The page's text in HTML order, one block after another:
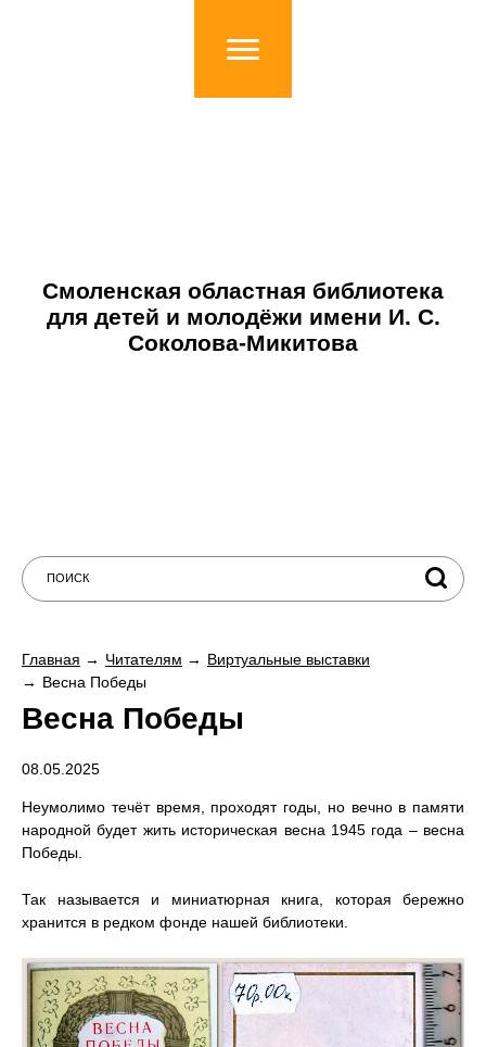
Смоленская областная библиотека
для детей и молодёжи имени И. С.
Соколова-Микитова
Главная Читателям
Виртуальные выставки
Весна Победы
Весна Победы
08.05.2025
Неумолимо течёт время, проходят годы, но вечно в памяти
народной будет жить историческая весна 1945 года – весна
Победы.
Так называется и миниатюрная книга, которая бережно
хранится в редком фонде нашей библиотеки.